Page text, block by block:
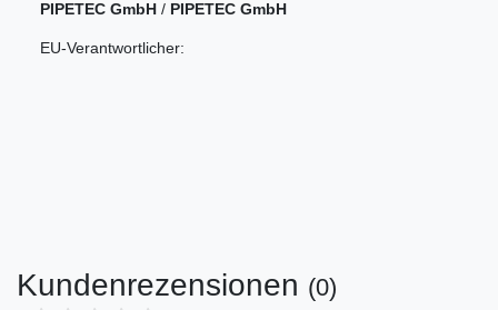
PIPETEC GmbH / PIPETEC GmbH
EU-Verantwortlicher:
Kundenrezensionen (0)